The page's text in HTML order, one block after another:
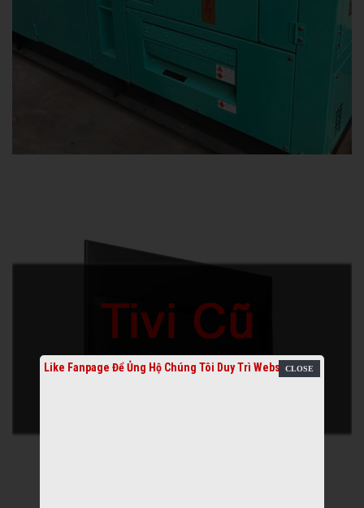
Like Fanpage Để Ủng Hộ Chúng Tôi Duy Trì Website